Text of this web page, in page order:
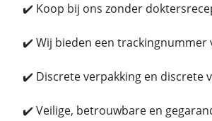
✔️ Koop bij ons zonder
✔️ Wij bieden een trackingnummer
✔️ Discrete verpakking en discrete
✔️ Veilige, betrouwbare en